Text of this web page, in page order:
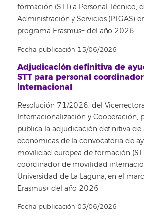
formación (STT) a Personal Técnico,
Administración y Servicios (PTGAS)
programa Erasmus+ del año 2026
Fecha publicación 15/06/2026
Adjudicación definitiva de
STT para personal
internacional
Resolución 71/2026, del
Internacionalización y Cooperación,
publica la adjudicación definitiva de
económicas de la convocatoria de
movilidad europea de formación
coordinador de movilidad
Universidad de La Laguna, en el
Erasmus+ del año 2026
Fecha publicación 05/06/2026